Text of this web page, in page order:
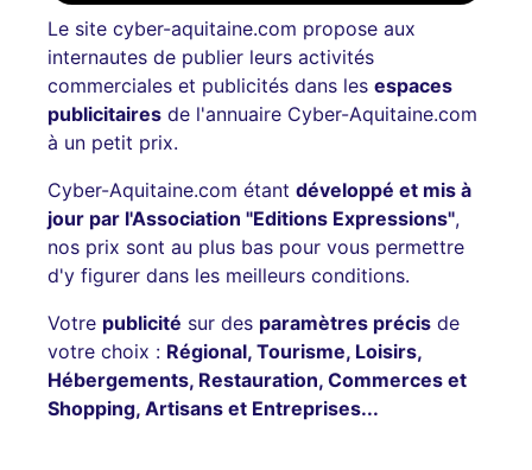
Le site cyber-aquitaine.com propose aux
internautes de publier leurs activités
commerciales et publicités dans les espaces
publicitaires de l'annuaire Cyber-Aquitaine.com
à un petit prix.
Cyber-Aquitaine.com étant développé et mis à
jour par l'Association "Editions Expressions",
nos prix sont au plus bas pour vous permettre
d'y figurer dans les meilleurs conditions.
Votre publicité sur des paramètres précis de
votre choix : Régional, Tourisme, Loisirs,
Hébergements, Restauration, Commerces et
Shopping, Artisans et Entreprises...